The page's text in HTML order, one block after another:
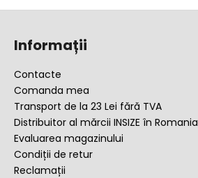
Informații
Contacte
Comanda mea
Transport de la 23 Lei fără TVA
Distribuitor al mărcii INSIZE în Romania
Evaluarea magazinului
Condiții de retur
Reclamații